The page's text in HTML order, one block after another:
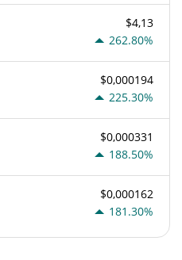
$4,13
262.80%
$0,000194
225.30%
$0,000331
188.50%
$0,000162
181.30%